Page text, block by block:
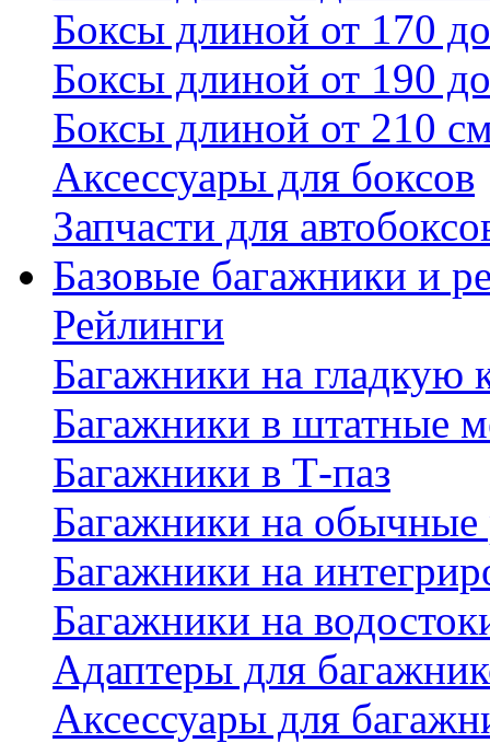
Боксы длиной от 170
Боксы длиной от 190
Боксы длиной от 210
Аксессуары для боксов
Запчасти для
Базовые багажники и
Рейлинги
Багажники на гладкую
Багажники в штатные
Багажники в Т-паз
Багажники на обычные
Багажники на
Багажники на
Адаптеры для
Аксессуары для